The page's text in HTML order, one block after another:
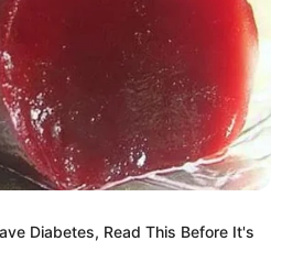
Diabetes, Read This Before It's